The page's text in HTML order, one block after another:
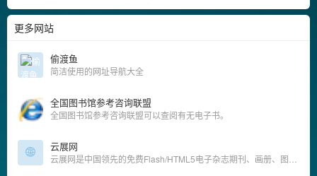
更多网站
偷渡鱼
简洁使用的网址导航大全
全国图书馆参考咨询联盟
全国图书馆参考咨询联盟可以查阅有无电子书。
云展网